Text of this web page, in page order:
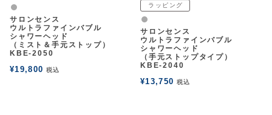
アウトレットSALE
ブログ
グレー
サロンセンス
ウルトラファインバブル
シャワーヘッド
（ミスト＆手元ストップ）
KBE-2050
¥19,800 税込
ラッピング
グレー
サロンセンス
ウルトラファインバブル
シャワーヘッド
（手元ストップタイプ）
KBE-2040
¥13,750 税込